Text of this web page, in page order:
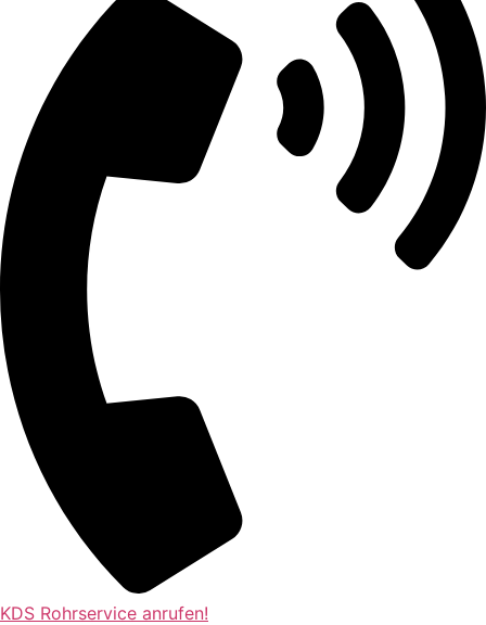
KDS Rohrservice anrufen!